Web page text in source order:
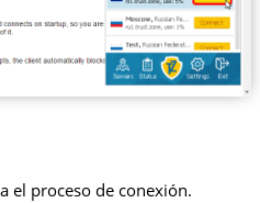
el proceso de conexión.